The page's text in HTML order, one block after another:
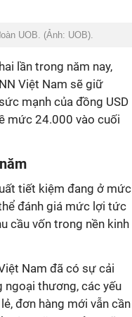
UOB. (Ảnh: UOB).
lần trong năm nay,
Việt Nam sẽ giữ
mạnh của đồng USD
mức 24.000 vào cuối
tiết kiệm đang ở mức
đánh giá mức lợi tức
cầu vốn trong nền kinh
Nam đã có sự cải
thương, các yếu
đơn hàng mới vẫn cần